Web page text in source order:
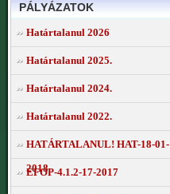
PÁLYÁZATOK
Határtalanul 2026
Határtalanul 2025.
Határtalanul 2024.
Határtalanul 2022.
HATÁRTALANUL! HAT-18-01-
2018
EFOP-4.1.2-17-2017